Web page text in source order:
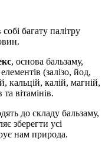
багату палітру
, основа бальзаму,
(залізо, йод,
кальцій, калій, магній,
вітамінів.
до складу бальзаму,
зберегти усі
нам природа.